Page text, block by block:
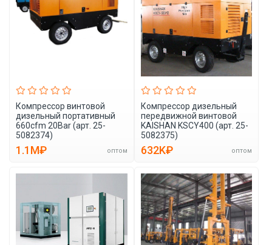
Компрессор винтовой
дизельный портативный
660cfm 20Bar (арт. 25-
5082374)
1.1M₽ оптом
Компрессор дизельный
передвижной винтовой
KAISHAN KSCY400 (арт. 25-
5082375)
632K₽ оптом